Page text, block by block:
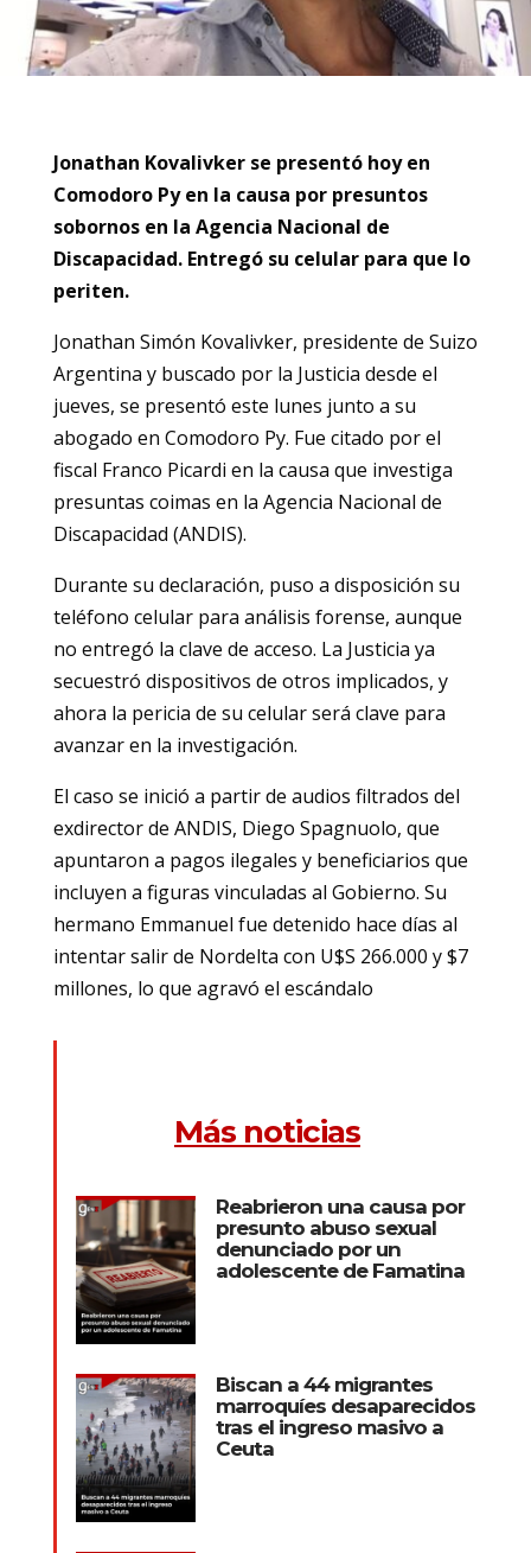
Jonathan Kovalivker se presentó hoy en
Comodoro Py en la causa por presuntos
sobornos en la Agencia Nacional de
Discapacidad. Entregó su celular para que lo
periten.
Jonathan Simón Kovalivker, presidente de Suizo
Argentina y buscado por la Justicia desde el
jueves, se presentó este lunes junto a su
abogado en Comodoro Py. Fue citado por el
fiscal Franco Picardi en la causa que investiga
presuntas coimas en la Agencia Nacional de
Discapacidad (ANDIS).
Durante su declaración, puso a disposición su
teléfono celular para análisis forense, aunque
no entregó la clave de acceso. La Justicia ya
secuestró dispositivos de otros implicados, y
ahora la pericia de su celular será clave para
avanzar en la investigación.
El caso se inició a partir de audios filtrados del
exdirector de ANDIS, Diego Spagnuolo, que
apuntaron a pagos ilegales y beneficiarios que
incluyen a figuras vinculadas al Gobierno. Su
hermano Emmanuel fue detenido hace días al
intentar salir de Nordelta con U$S 266.000 y $7
millones, lo que agravó el escándalo
Más noticias
Reabrieron una causa por
presunto abuso sexual
denunciado por un
adolescente de Famatina
Biscan a 44 migrantes
marroquíes desaparecidos
tras el ingreso masivo a
Ceuta